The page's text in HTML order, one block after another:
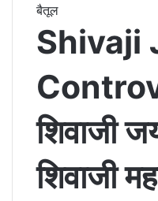
बैतूल
Shivaji
शिवाजी
शिवाजी